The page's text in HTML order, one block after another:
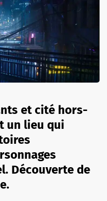
et cité hors-
un lieu qui
Découverte de